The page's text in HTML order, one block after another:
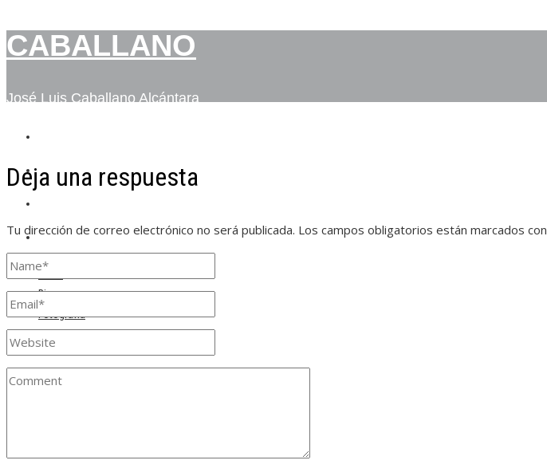
CABALLANO
José Luis Caballano Alcántara
BIO
CONTACTO
Inicio
Bio
Fotografía
Contacto
Deja una respuesta
Tu dirección de correo electrónico no será publicada. Los campos obligatorios están marcados con